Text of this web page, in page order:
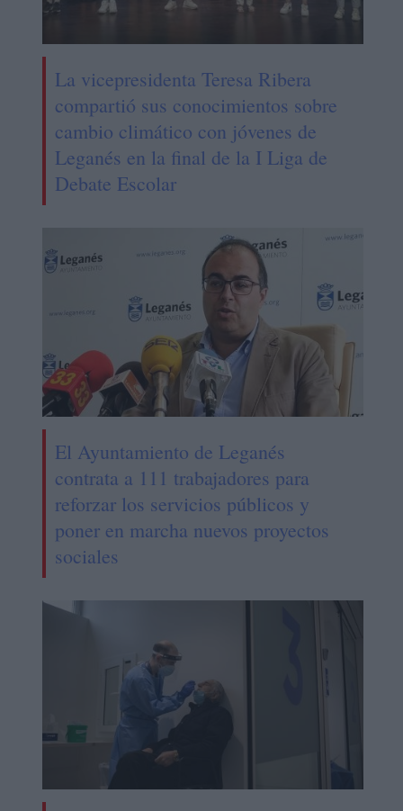
La vicepresidenta Teresa Ribera
compartió sus conocimientos sobre
cambio climático con jóvenes de
Leganés en la final de la I Liga de
Debate Escolar
El Ayuntamiento de Leganés
contrata a 111 trabajadores para
reforzar los servicios públicos y
poner en marcha nuevos proyectos
sociales